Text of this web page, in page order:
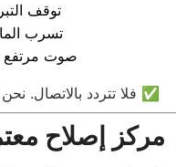
توقف
تسرب
صوت مرتفع
فلا تتردد بالاتصال. لدينا الحل ✅
💼 مركز إصلاح